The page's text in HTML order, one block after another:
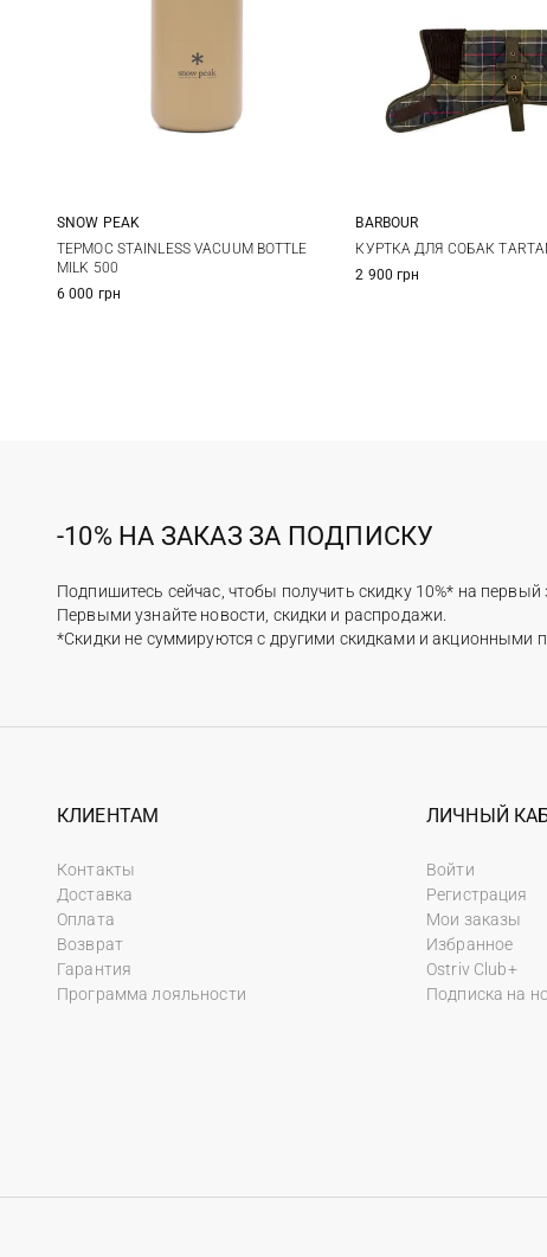
One Size
SNOW PEAK
ТЕРМОС STAINLESS VACUUM BOTTLE
MILK 500
6 000 грн
XS S M
BARBOUR
КУРТКА ДЛЯ СОБАК
2 900 грн
-10% НА ЗАКАЗ ЗА ПОДПИСКУ
Подпишитесь сейчас, чтобы получить скидку 10%* на первый
Первыми узнайте новости, скидки и распродажи.
*Скидки не суммируются с другими скидками и акционными
КЛИЕНТАМ
Контакты
Доставка
Оплата
Возврат
Гарантия
Программа лояльности
ЛИЧНЫЙ
Войти
Регистрация
Мои заказы
Избранное
Ostriv Club+
Подписка на